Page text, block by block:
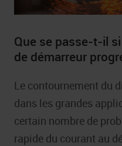
Que se passe-t-il
de démarreur
Le contournement du
dans les grandes
certain nombre de
rapide du courant au